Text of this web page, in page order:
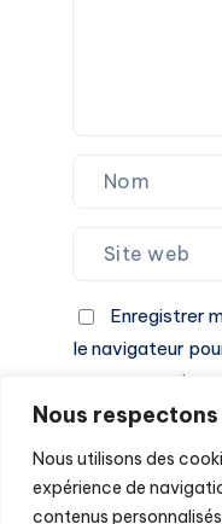
Nous
Nous utilisons des
expérience de
contenus
Enregistrer
le navigateur
commenterai.
Laisser un